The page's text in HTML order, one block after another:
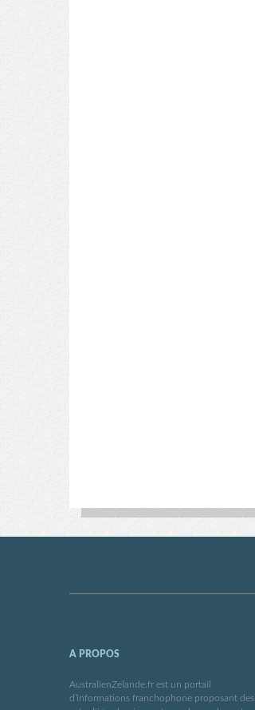
A PROPOS
AustralienZelande.fr est un portail
d’informations franchophone proposant des